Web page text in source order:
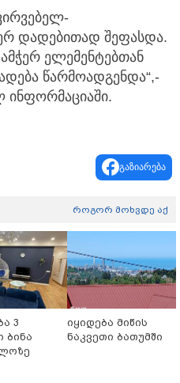
დადებითად შეფასდა.
ელემენტებთან
წარმოადგენდა“,-
ინფორმაციაში.
გაზიარება
როგორ მოხვდე აქ
3
ბინა
იყიდება მიწის
ნაკვეთი ბათუმში